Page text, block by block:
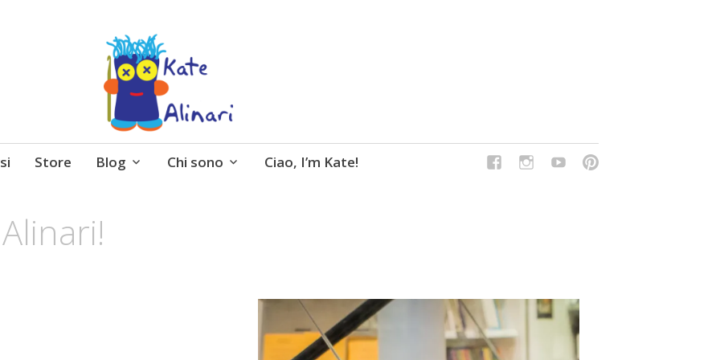
schemi gratuiti, amigurumi, I Balocchi del Tipo Strano, traduzioni e tanto divertimento!
Store Blog Chi sono Ciao, I’m Kate!